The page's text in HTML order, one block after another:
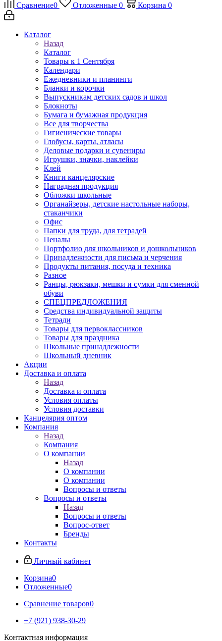
Сравнение0 Отложенные 0 Корзина 0
Каталог
Назад
Каталог
Товары к 1 Сентября
Календари
Ежедневники и планинги
Бланки и корочки
Выпускникам детских садов и школ
Блокноты
Бумага и бумажная продукция
Все для творчества
Гигиенические товары
Глобусы, карты, атласы
Деловые подарки и сувениры
Игрушки, значки, наклейки
Клей
Книги канцелярские
Наградная продукция
Обложки школьные
Органайзеры, детские настольные наборы,
стаканчики
Офис
Папки для труда, для тетрадей
Пеналы
Портфолио для школьников и дошкольников
Принадлежности для письма и черчения
Продукты питания, посуда и техника
Разное
Ранцы, рюкзаки, мешки и сумки для сменной
обуви
СПЕЦПРЕДЛОЖЕНИЯ
Средства индивидуальной защиты
Тетради
Товары для первоклассников
Товары для праздника
Школьные принадлежности
Школьный дневник
Акции
Доставка и оплата
Назад
Доставка и оплата
Условия оплаты
Условия доставки
Канцелярия оптом
Компания
Назад
Компания
О компании
Назад
О компании
О компании
Вопросы и ответы
Вопросы и ответы
Назад
Вопросы и ответы
Вопрос-ответ
Бренды
Контакты
Личный кабинет
Корзина0
Отложенные0
Сравнение товаров0
+7 (921) 938-30-29
Контактная информация